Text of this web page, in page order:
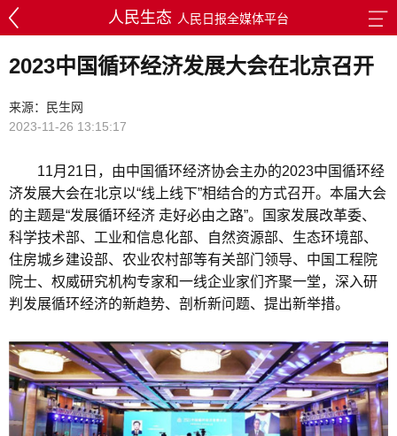
人民生态 人民日报全媒体平台
2023中国循环经济发展大会在北京召开
来源：民生网
2023-11-26 13:15:17
11月21日，由中国循环经济协会主办的2023中国循环经
济发展大会在北京以“线上线下”相结合的方式召开。本届大会
的主题是“发展循环经济 走好必由之路”。国家发展改革委、
科学技术部、工业和信息化部、自然资源部、生态环境部、
住房城乡建设部、农业农村部等有关部门领导、中国工程院
院士、权威研究机构专家和一线企业家们齐聚一堂，深入研
判发展循环经济的新趋势、剖析新问题、提出新举措。